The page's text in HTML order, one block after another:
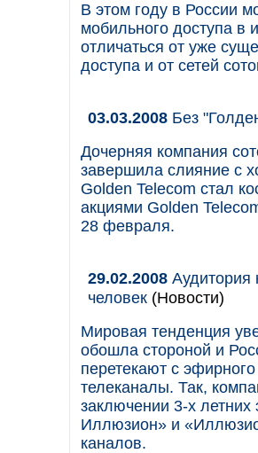
В этом году в России
мобильного доступа в
отличаться от уже
доступа и от сетей
03.03.2008 Без
Дочерняя компания
завершила слияние с
Golden Telecom стал
акциями Golden
28 февраля.
29.02.2008 Аудитория
человек (Новости)
Мировая тенденция
обошла стороной и
перетекают с
телеканалы. Так,
заключении 3-х летних
Иллюзион» и
каналов.